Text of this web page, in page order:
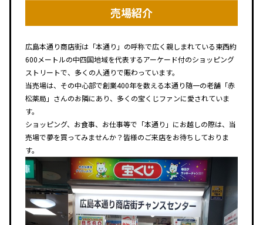
売場紹介
広島本通り商店街は「本通り」の呼称で広く親しまれている東西約
600メートルの中四国地域を代表するアーケード付のショッピング
ストリートで、多くの人通りで賑わっています。
当売場は、その中心部で創業400年を数える本通り随一の老舗「赤
松薬局」さんのお隣にあり、多くの宝くじファンに愛されていま
す。
ショッピング、お食事、お仕事等で「本通り」にお越しの際は、当
売場で夢を買ってみませんか？皆様のご来店をお待ちしておりま
す。